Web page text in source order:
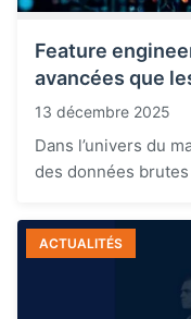
Feature
avancées que
13 décembre 2025
Dans l’univers du
des données
ACTUALITÉS